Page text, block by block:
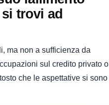
trovi ad
ma non a sufficienza da
sul credito privato o
che le aspettative si sono